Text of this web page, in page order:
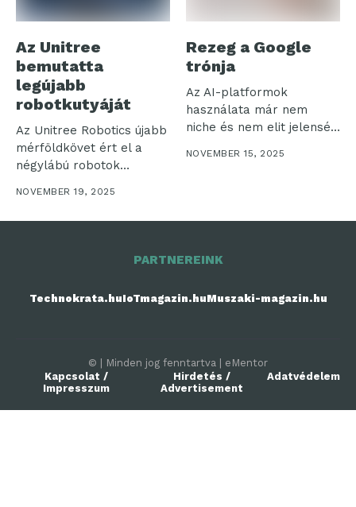
Az Unitree
bemutatta
legújabb
robotkutyáját
Az Unitree Robotics újabb
mérföldkövet ért el a
négylábú robotok
bemutatta...
NOVEMBER 19, 2025
Rezeg a Google
trónja
Az AI-platformok
használata már nem
niche és nem elit jelenség
NOVEMBER 15, 2025
PARTNEREINK
Technokrata.huIoTmagazin.huMuszaki-magazin.hu
© | Minden jog fenntartva | eMentor
Kapcsolat /
Impresszum
Hirdetés /
Advertisement
Adatvédelem